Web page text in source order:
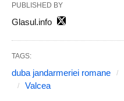
PUBLISHED BY
Glasul.info
TAGS:
duba jandarmeriei romane
Valcea